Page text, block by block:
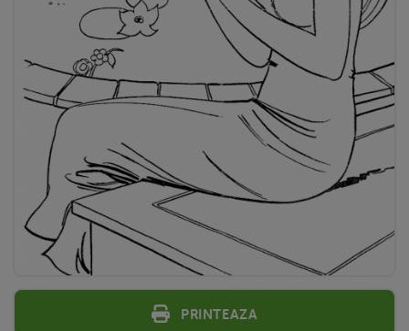
Printeaza